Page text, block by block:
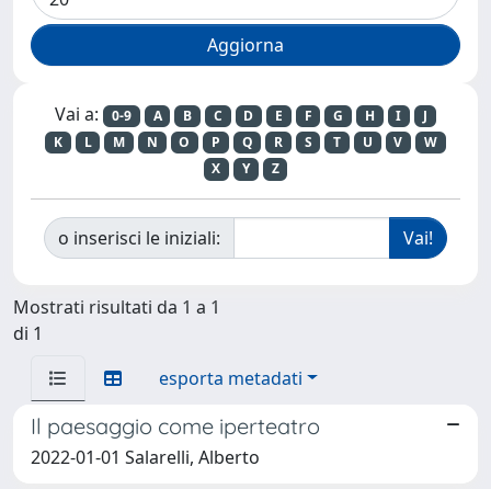
Vai a: 0-9 A B C D E F G H I
J
K
L M N O P Q R S T U V
W
X
Y Z
o inserisci le iniziali:
Mostrati risultati da 1 a 1
di 1
esporta metadati
Il paesaggio come iperteatro
2022-01-01 Salarelli, Alberto